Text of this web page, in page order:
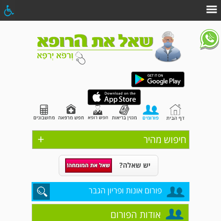
+ חיפוש מהיר
יש שאלה?
פורום אונות ופריון הגבר
אודות הפורום